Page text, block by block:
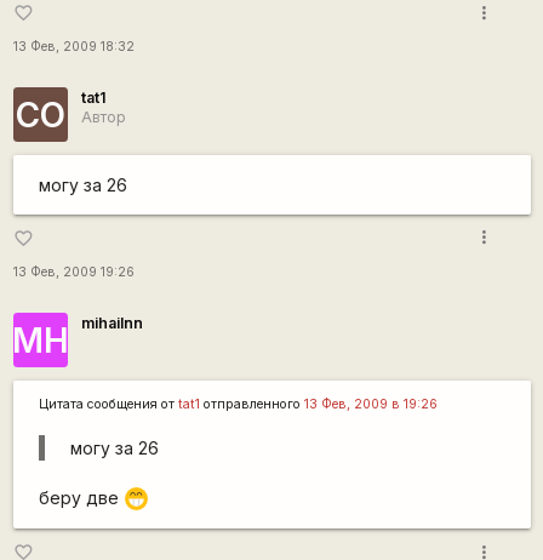
favorite_border
13 Фев, 2009 18:32
more_vert
СО
tat1
Автор
могу за 26
favorite_border
13 Фев, 2009 19:26
more_vert
МН mihailnn
Цитата сообщения от tat1 отправленного 13 Фев, 2009 в 19:26
могу за 26
беру две ;D
favorite_border more_vert